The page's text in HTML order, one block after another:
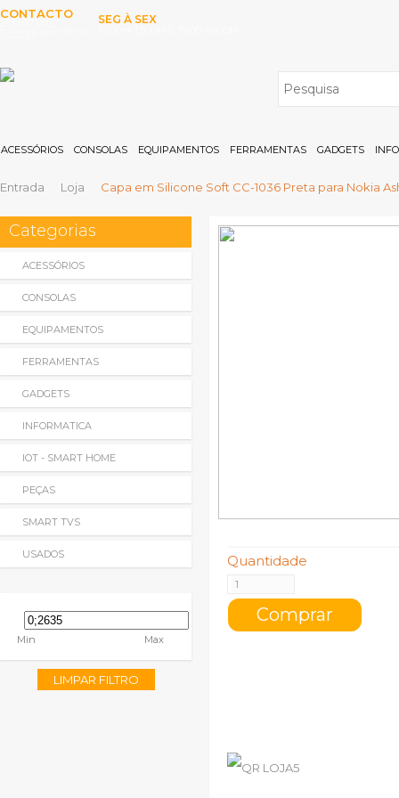
CONTACTO
SEG À SEX
ACESSÓRIOS CONSOLAS EQUIPAMENTOS FERRAMENTAS GADGETS
Entrada Loja Capa em Silicone Soft CC-1036 Preta para Nokia
Categorias
ACESSÓRIOS
CONSOLAS
EQUIPAMENTOS
FERRAMENTAS
GADGETS
INFORMATICA
IOT - SMART HOME
PEÇAS
SMART TVS
USADOS
Min Max
LIMPAR FILTRO
Quantidade